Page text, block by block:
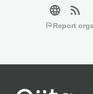
language rss_feed
flagReport